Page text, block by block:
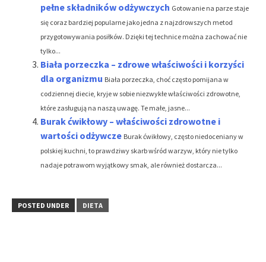
pełne składników odżywczych Gotowanie na parze staje
się coraz bardziej popularne jako jedna z najzdrowszych metod
przygotowywania posiłków. Dzięki tej technice można zachować nie
tylko...
Biała porzeczka – zdrowe właściwości i korzyści
dla organizmu Biała porzeczka, choć często pomijana w
codziennej diecie, kryje w sobie niezwykłe właściwości zdrowotne,
które zasługują na naszą uwagę. Te małe, jasne...
Burak ćwikłowy – właściwości zdrowotne i
wartości odżywcze Burak ćwikłowy, często niedoceniany w
polskiej kuchni, to prawdziwy skarb wśród warzyw, który nie tylko
nadaje potrawom wyjątkowy smak, ale również dostarcza...
POSTED UNDER DIETA